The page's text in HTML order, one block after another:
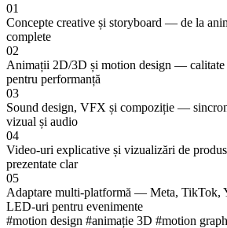
01
Concepte creative și storyboard — de la
complete
02
Animații 2D/3D și motion design — calitate
pentru performanță
03
Sound design, VFX și compoziție —
vizual și audio
04
Video-uri explicative și vizualizări de
prezentate clar
05
Adaptare multi-platformă — Meta, TikTok,
LED-uri pentru evenimente
#motion design #animație 3D #motion